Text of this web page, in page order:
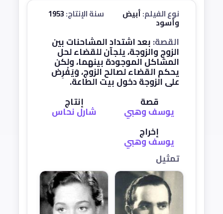
نوع الفيلم:أبيض
وأسود
سنة الإنتاج:
القصة:بعد اشتداد المشاحنات بين
الزوج والزوجة، يلجآن للقضاء لحل
المشاكل الموجودة بينهما، ولكن
يحكم القضاء لصالح الزوج، وَيَفْرِض
على الزوجة دخول بيت الطاعة.
قصة
يوسف وهبي
إنتاج
شارل نحاس
إخراج
يوسف وهبي
تمثيل